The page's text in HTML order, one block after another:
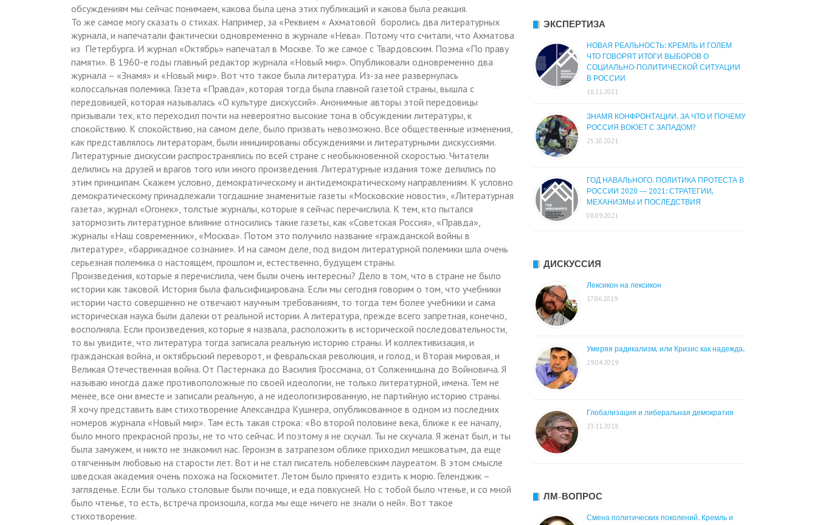
обсуждениям мы сейчас понимаем, какова была цена этих публикаций и какова была реакция.
То же самое могу сказать о стихах. Например, за «Реквием « Ахматовой боролись два литературных
журнала, и напечатали фактически одновременно в журнале «Нева». Потому что считали, что Ахматова
из Петербурга. И журнал «Октябрь» напечатал в Москве. То же самое с Твардовским. Поэма «По праву
памяти». В 1960-е годы главный редактор журнала «Новый мир». Опубликовали одновременно два
журнала – «Знамя» и «Новый мир». Вот что такое была литература. Из-за нее развернулась
колоссальная полемика. Газета «Правда», которая тогда была главной газетой страны, вышла с
передовицей, которая называлась «О культуре дискуссий». Анонимные авторы этой передовицы
призывали тех, кто переходил почти на невероятно высокие тона в обсуждении литературы, к
спокойствию. К спокойствию, на самом деле, было призвать невозможно. Все общественные изменения,
как представлялось литераторам, были инициированы обсуждениями и литературными дискуссиями.
Литературные дискуссии распространялись по всей стране с необыкновенной скоростью. Читатели
делились на друзей и врагов того или иного произведения. Литературные издания тоже делились по
этим принципам. Скажем условно, демократическому и антидемократическому направлениям. К условно
демократическому принадлежали тогдашние знаменитые газеты «Московские новости», «Литературная
газета», журнал «Огонек», толстые журналы, которые я сейчас перечислила. К тем, кто пытался
затормозить литературное влияние относились такие газеты, как «Советская Россия», «Правда»,
журналы «Наш современник», «Москва». Потом это получило название «гражданской войны в
литературе», «баррикадное сознание». И на самом деле, под видом литературной полемики шла очень
серьезная полемика о настоящем, прошлом и, естественно, будущем страны.
Произведения, которые я перечислила, чем были очень интересны? Дело в том, что в стране не было
истории как таковой. История была фальсифицирована. Если мы сегодня говорим о том, что учебники
истории часто совершенно не отвечают научным требованиям, то тогда тем более учебники и сама
историческая наука были далеки от реальной истории. А литература, прежде всего запретная, конечно,
восполняла. Если произведения, которые я назвала, расположить в исторической последовательности,
то вы увидите, что литература тогда записала реальную историю страны. И коллективизация, и
гражданская война, и октябрьский переворот, и февральская революция, и голод, и Вторая мировая, и
Великая Отечественная война. От Пастернака до Василия Гроссмана, от Солженицына до Войновича. Я
называю иногда даже противоположные по своей идеологии, не только литературной, имена. Тем не
менее, все они вместе и записали реальную, а не идеологизированную, не партийную историю страны.
Я хочу представить вам стихотворение Александра Кушнера, опубликованное в одном из последних
номеров журнала «Новый мир». Там есть такая строка: «Во второй половине века, ближе к ее началу,
было много прекрасной прозы, не то что сейчас. И поэтому я не скучал. Ты не скучала. Я женат был, и ты
была замужем, и никто не знакомил нас. Героизм в затрапезом облике приходил мешковатым, да еще
отягченным любовью на старости лет. Вот и не стал писатель нобелевским лауреатом. В этом смысле
шведская академия очень похожа на Госкомитет. Летом было принято ездить к морю. Геленджик –
загляденье. Если бы только столовые были почище, и еда повкусней. Но с тобой было чтенье, и со мной
было чтенье, то есть, встреча произошла, когда мы еще ничего не знали о ней». Вот такое
стихотворение.
ЭКСПЕРТИЗА
НОВАЯ РЕАЛЬНОСТЬ: КРЕМЛЬ И ГОЛЕМ
ЧТО ГОВОРЯТ ИТОГИ ВЫБОРОВ О
СОЦИАЛЬНО-ПОЛИТИЧЕСКОЙ СИТУАЦИИ
В РОССИИ
18.11.2021
ЗНАМЯ КОНФРОНТАЦИИ. ЗА ЧТО И ПОЧЕМУ
РОССИЯ ВОЮЕТ С ЗАПАДОМ?
25.10.2021
ГОД НАВАЛЬНОГО. ПОЛИТИКА ПРОТЕСТА В
РОССИИ 2020 — 2021: СТРАТЕГИИ,
МЕХАНИЗМЫ И ПОСЛЕДСТВИЯ
08.09.2021
ДИСКУССИЯ
Лексикон на лексикон
17.06.2019
Умеряя радикализм, или Кризис как надежда.
29.04.2019
Глобализация и либеральная демократия
23.11.2018
ЛМ-ВОПРОС
Смена политических поколений. Кремль и